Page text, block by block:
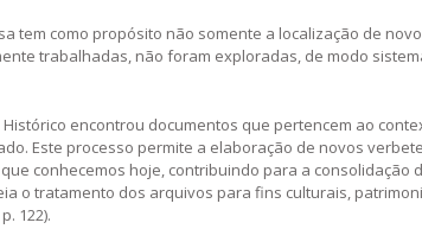
tem como propósito não somente a localização de
trabalhadas, não foram exploradas, de modo
encontrou documentos que pertencem ao
Este processo permite a elaboração de novos
conhecemos hoje, contribuindo para a consolidação
o tratamento dos arquivos para fins culturais,
122).